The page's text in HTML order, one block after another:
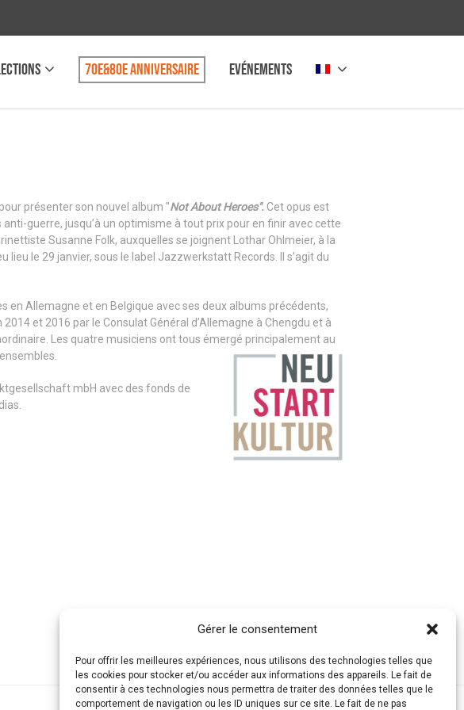
Gérer le consentement
Pour offrir les meilleures expériences, nous utilisons des technologies telles que
les cookies pour stocker et/ou accéder aux informations des appareils. Le fait de
consentir à ces technologies nous permettra de traiter des données telles que le
comportement de navigation ou les ID uniques sur ce site. Le fait de ne pas
70e&80e anniversaire Evénements
présenter son nouvel album "Not About Heroes". Cet opus est
guerre, jusqu’à un optimisme à tout prix pour en finir avec cette
Susanne Folk, auxquelles se joignent Lothar Ohlmeier, à la
le 29 janvier, sous le label Jazzwerkstatt Records. Il s’agit du
en Allemagne et en Belgique avec ses deux albums précédents,
et 2016 par le Consulat Général d’Allemagne à Chengdu et à
Les quatre musiciens ont tous émergé principalement au
mbH avec des fonds de